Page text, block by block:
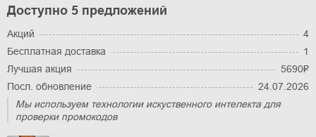
Доступно 5 предложений
Акций
4
Бесплатная доставка
1
Лучшая акция
5690₽
Посл. обновление
24.07.2026
Мы используем технологии искуственного интелекта для
проверки промокодов